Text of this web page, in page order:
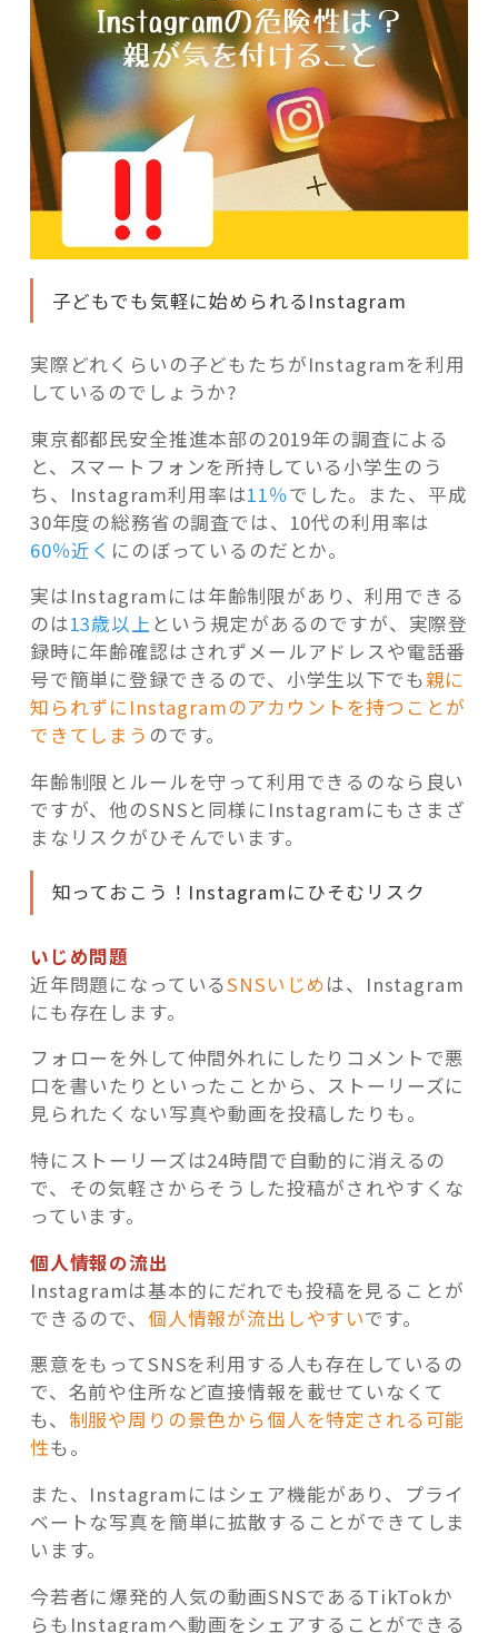
子どもでも気軽に始められるInstagram
実際どれくらいの子どもたちがInstagramを利用
しているのでしょうか?
東京都都民安全推進本部の2019年の調査による
と、スマートフォンを所持している小学生のう
ち、Instagram利用率は11％でした。また、平成
30年度の総務省の調査では、10代の利用率は
60％近く にのぼっているのだとか。
実はInstagramには年齢制限があり、利用できる
のは13歳以上という規定があるのですが、実際登
録時に年齢確認はされずメールアドレスや電話番
号で簡単に登録できるので、小学生以下でも親に
知られずにInstagramのアカウントを持つことが
できてしまう のです。
年齢制限とルールを守って利用できるのなら良い
ですが、他のSNSと同様にInstagramにもさまざ
まなリスクがひそんでいます。
知っておこう！Instagramにひそむリスク
いじめ問題
近年問題になっているSNSいじめ は、Instagram
にも存在します。
フォローを外して仲間外れにしたりコメントで悪
口を書いたりといったことから、ストーリーズに
見られたくない写真や動画を投稿したりも。
特にストーリーズは24時間で自動的に消えるの
で、その気軽さからそうした投稿がされやすくな
っています。
個人情報の流出
Instagramは基本的にだれでも投稿を見ることが
できるので、 個人情報が流出しやすいです。
悪意をもってSNSを利用する人も存在しているの
で、名前や住所など直接情報を載せていなくて
も、 制服や周りの景色から個人を特定される可能
性も。
また、Instagramにはシェア機能があり、プライ
ベートな写真を簡単に拡散することができてしま
います。
今若者に爆発的人気の動画SNSであるTikTokか
らもInstagramへ動画をシェアすることができる